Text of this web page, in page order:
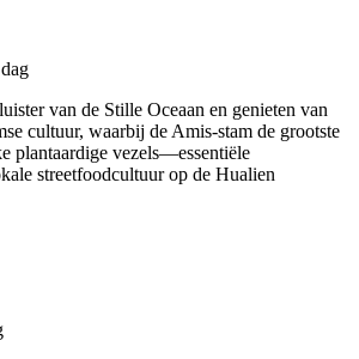
van de Stille Oceaan en genieten van
cultuur, waarbij de Amis-stam de grootste
plantaardige vezels—essentiële
streetfoodcultuur op de Hualien